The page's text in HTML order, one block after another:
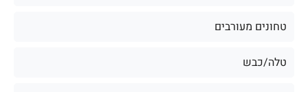
טחונים מעורבים
טלה/כבש